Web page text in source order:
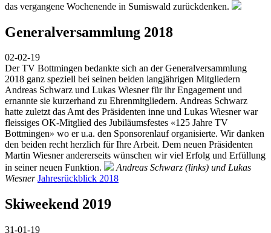
das vergangene Wochenende in Sumiswald zurückdenken.
Generalversammlung 2018
02-02-19
Der TV Bottmingen bedankte sich an der Generalversammlung
2018 ganz speziell bei seinen beiden langjährigen Mitgliedern
Andreas Schwarz und Lukas Wiesner für ihr Engagement und
ernannte sie kurzerhand zu Ehrenmitgliedern. Andreas Schwarz
hatte zuletzt das Amt des Präsidenten inne und Lukas Wiesner war
fleissiges OK-Mitglied des Jubiläumsfestes «125 Jahre TV
Bottmingen» wo er u.a. den Sponsorenlauf organisierte. Wir danken
den beiden recht herzlich für Ihre Arbeit. Dem neuen Präsidenten
Martin Wiesner andererseits wünschen wir viel Erfolg und Erfüllung
in seiner neuen Funktion.
Andreas Schwarz (links) und Lukas
Wiesner Jahresrückblick 2018
Skiweekend 2019
31-01-19